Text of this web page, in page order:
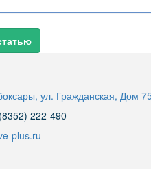
ул. Гражданская, Дом
222-490
plus.ru